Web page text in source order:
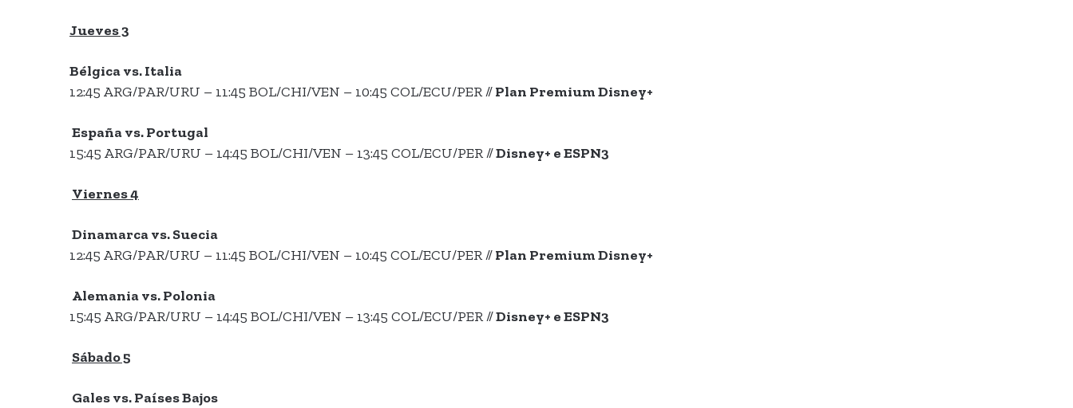
Jueves 3
Bélgica vs. Italia
12:45 ARG/PAR/URU – 11:45 BOL/CHI/VEN – 10:45 COL/ECU/PER //Plan Premium Disney+
España vs. Portugal
15:45 ARG/PAR/URU – 14:45 BOL/CHI/VEN – 13:45 COL/ECU/PER //Disney+ e ESPN3
Viernes 4
Dinamarca vs. Suecia
12:45 ARG/PAR/URU – 11:45 BOL/CHI/VEN – 10:45 COL/ECU/PER //Plan Premium Disney+
Alemania vs. Polonia
15:45 ARG/PAR/URU – 14:45 BOL/CHI/VEN – 13:45 COL/ECU/PER //Disney+ e ESPN3
Sábado 5
Gales vs. Países Bajos